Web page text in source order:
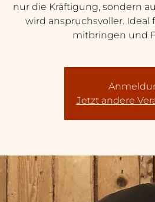
nur die Kräftigung, sondern
wird anspruchsvoller. Ideal
mitbringen und
Jetzt andere